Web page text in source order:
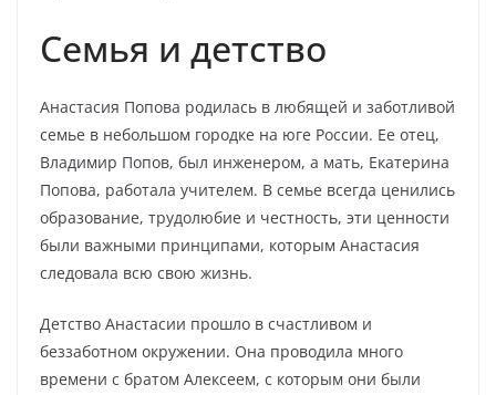
Семья и детство
Анастасия Попова родилась в любящей и заботливой
семье в небольшом городке на юге России. Ее отец,
Владимир Попов, был инженером, а мать, Екатерина
Попова, работала учителем. В семье всегда ценились
образование, трудолюбие и честность, эти ценности
были важными принципами, которым Анастасия
следовала всю свою жизнь.
Детство Анастасии прошло в счастливом и
беззаботном окружении. Она проводила много
времени с братом Алексеем, с которым они были